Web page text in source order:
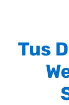
Tus